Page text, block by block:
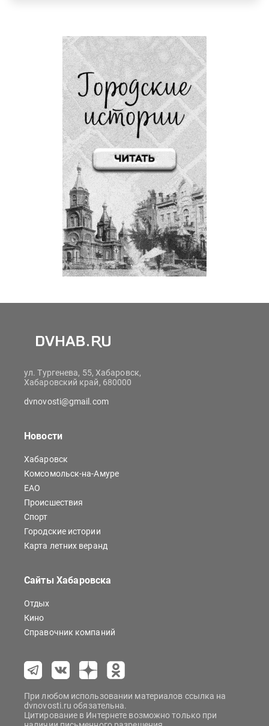
ул. Тургенева, 55, Хабаровск,
Хабаровский край, 680000
dvnovosti@gmail.com
Новости
Хабаровск
Комсомольск-на-Амуре
ЕАО
Происшествия
Спорт
Городские истории
Карта летних веранд
Сайты Хабаровска
Отдых
Кино
Справочник компаний
При любом использовании материалов ссылка на
dvnovosti.ru обязательна.
Цитирование в Интернете возможно только при